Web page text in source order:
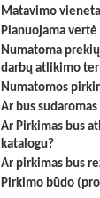
Matavimo
Planuojama vertė
Numatoma
darbų atlikimo
Numatomos
Ar bus
Ar Pirkimas bus
katalogu?
Ar pirkimas bus
Pirkimo būdo